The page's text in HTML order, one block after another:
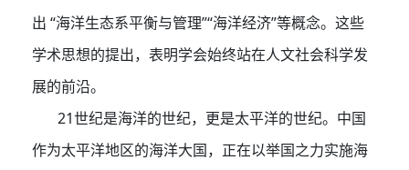
出 “海洋生态系平衡与管理”“海洋经济”等概念。这些
学术思想的提出，表明学会始终站在人文社会科学发
展的前沿。
21世纪是海洋的世纪，更是太平洋的世纪。中国
作为太平洋地区的海洋大国，正在以举国之力实施海